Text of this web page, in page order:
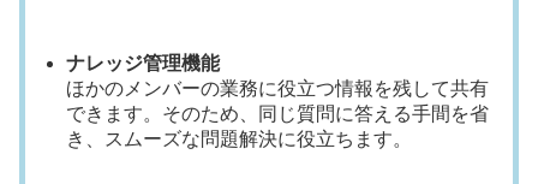
ナレッジ管理機能
ほかのメンバーの業務に役立つ情報を残して共有
できます。そのため、同じ質問に答える手間を省
き、スムーズな問題解決に役立ちます。